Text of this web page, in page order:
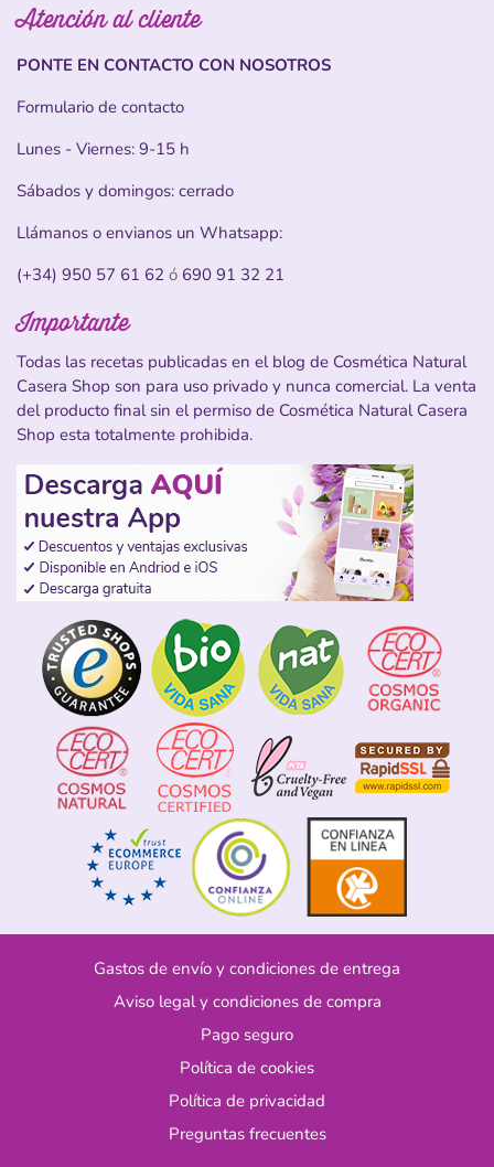
Atención al cliente
PONTE EN CONTACTO CON NOSOTROS
Formulario de contacto
Lunes - Viernes: 9-15 h
Sábados y domingos: cerrado
Llámanos o envianos un Whatsapp:
(+34) 950 57 61 62 ó 690 91 32 21
Importante
Todas las recetas publicadas en el blog de Cosmética Natural
Casera Shop son para uso privado y nunca comercial. La venta
del producto final sin el permiso de Cosmética Natural Casera
Shop esta totalmente prohibida.
Gastos de envío y condiciones de entrega
Aviso legal y condiciones de compra
Pago seguro
Política de cookies
Política de privacidad
Preguntas frecuentes